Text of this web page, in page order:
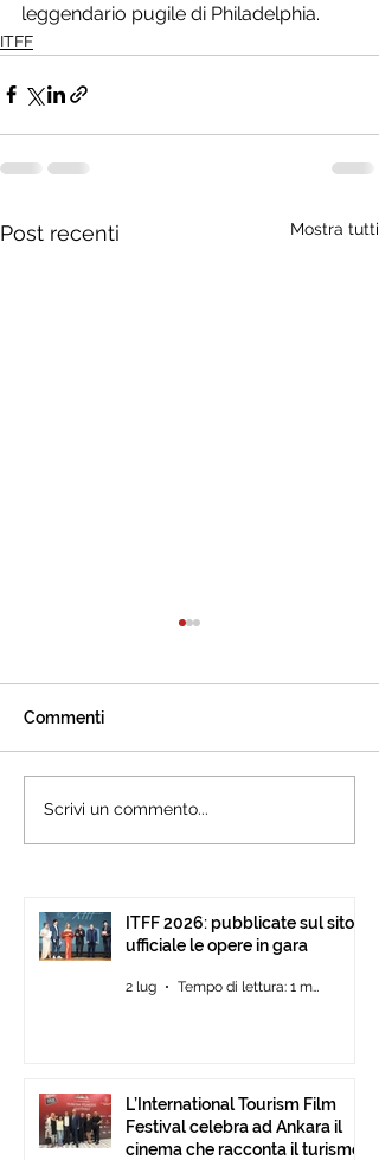
leggendario pugile di Philadelphia.
ITFF
Post recenti Mostra tutti
L’International Tourism
Commenti
Scrivi un commento...
ITFF 2026: pubblicate sul sito
ufficiale le opere in gara
2 lug Tempo di lettura: 1 min
L’International Tourism Film
Festival celebra ad Ankara il
cinema che racconta il turismo.